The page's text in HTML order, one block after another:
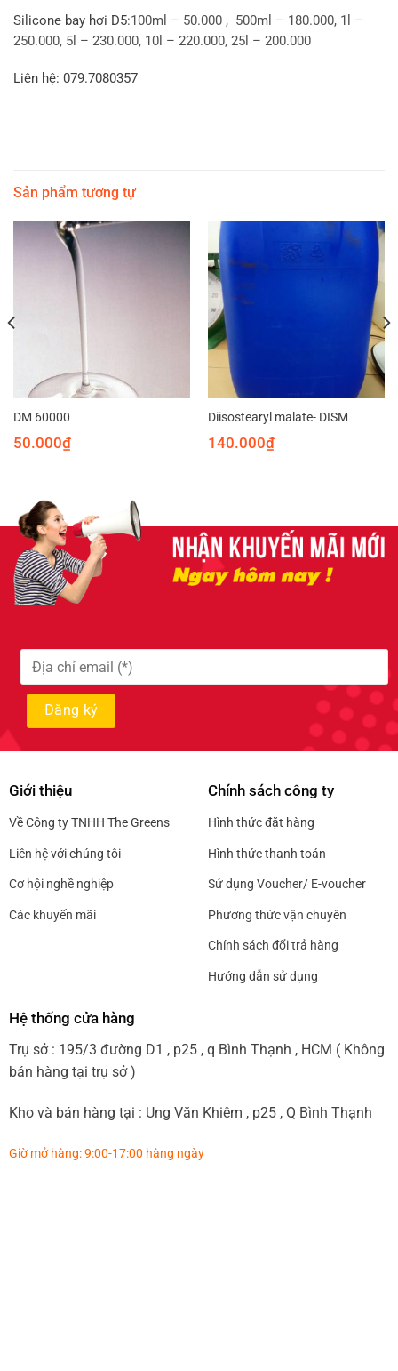
Silicone bay hơi D5:100ml – 50.000 , 500ml – 180.000, 1l –
250.000, 5l – 230.000, 10l – 220.000, 25l – 200.000
Liên hệ: 079.7080357
Sản phẩm tương tự
DM 60000
50.000₫
Diisostearyl malate- DISM
140.000₫
Giới thiệu
Về Công ty TNHH The Greens
Liên hệ với chúng tôi
Cơ hội nghề nghiệp
Các khuyến mãi
Chính sách công ty
Hình thức đặt hàng
Hình thức thanh toán
Sử dụng Voucher/ E-voucher
Phương thức vận chuyên
Chính sách đổi trả hàng
Hướng dẫn sử dụng
Hệ thống cửa hàng
Trụ sở : 195/3 đường D1 , p25 , q Bình Thạnh , HCM ( Không
bán hàng tại trụ sở )
Kho và bán hàng tại : Ung Văn Khiêm , p25 , Q Bình Thạnh
Giờ mở hàng: 9:00-17:00 hàng ngày